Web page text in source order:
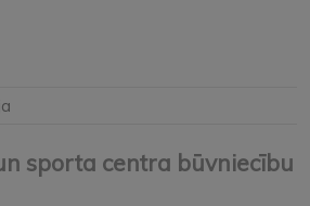
sporta centra būvniecību